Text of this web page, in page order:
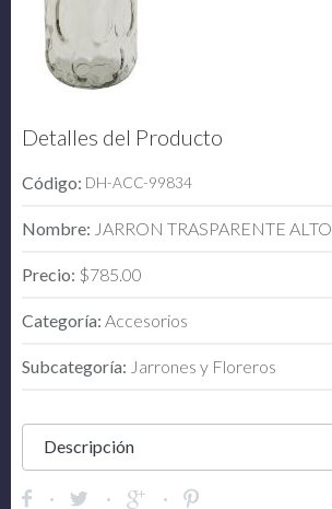
Detalles del Producto
Código: DH-ACC-99834
Nombre: JARRON TRASPARENTE ALTO
Precio: $785.00
Categoría: Accesorios
Subcategoría: Jarrones y Floreros
Descripción